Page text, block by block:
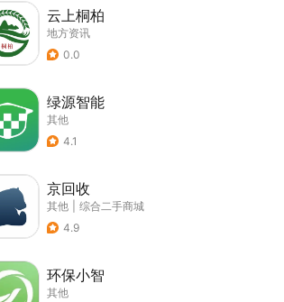
云上桐柏
地方资讯
0.0
绿源智能
其他
4.1
京回收
其他
综合二手商城
4.9
环保小智
其他